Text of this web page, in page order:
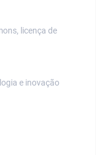
licença de
e inovação